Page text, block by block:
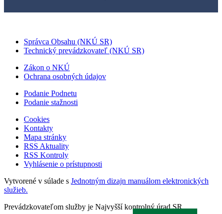
Správca Obsahu (NKÚ SR)
Technický prevádzkovateľ (NKÚ SR)
Zákon o NKÚ
Ochrana osobných údajov
Podanie Podnetu
Podanie stažnosti
Cookies
Kontakty
Mapa stránky
RSS Aktuality
RSS Kontroly
Vyhlásenie o prístupnosti
Vytvorené v súlade s Jednotným dizajn manuálom elektronických
služieb.
Prevádzkovateľom služby je Najvyšší kontrolný úrad SR.